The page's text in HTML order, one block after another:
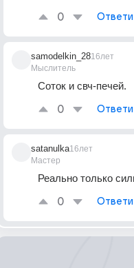
0
samodelkin_28
Мыслитель
16лет
Соток и свч-печей.
0
satanulka
Мастер
16лет
Реально только
0